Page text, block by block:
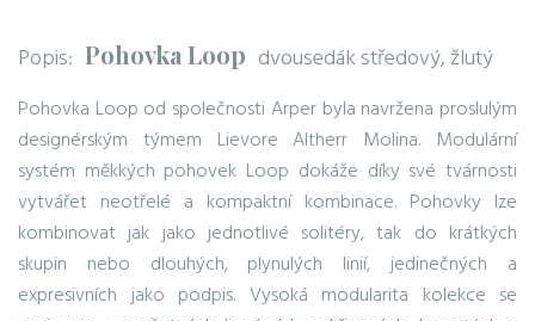
Popis: Pohovka Loop dvousedák středový, žlutý
Pohovka Loop od společnosti Arper byla navržena proslulým
designérským týmem Lievore Altherr Molina. Modulární
systém měkkých pohovek Loop dokáže díky své tvárnosti
vytvářet neotřelé a kompaktní kombinace. Pohovky lze
kombinovat jak jako jednotlivé solitéry, tak do krátkých
skupin nebo dlouhých, plynulých linií, jedinečných a
expresivních jako podpis. Vysoká modularita kolekce se